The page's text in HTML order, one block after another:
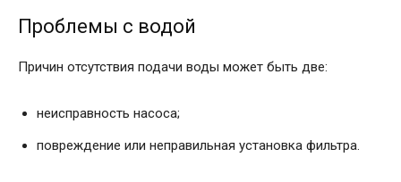
Проблемы с водой
Причин отсутствия подачи воды может быть две:
неисправность насоса;
повреждение или неправильная установка фильтра.